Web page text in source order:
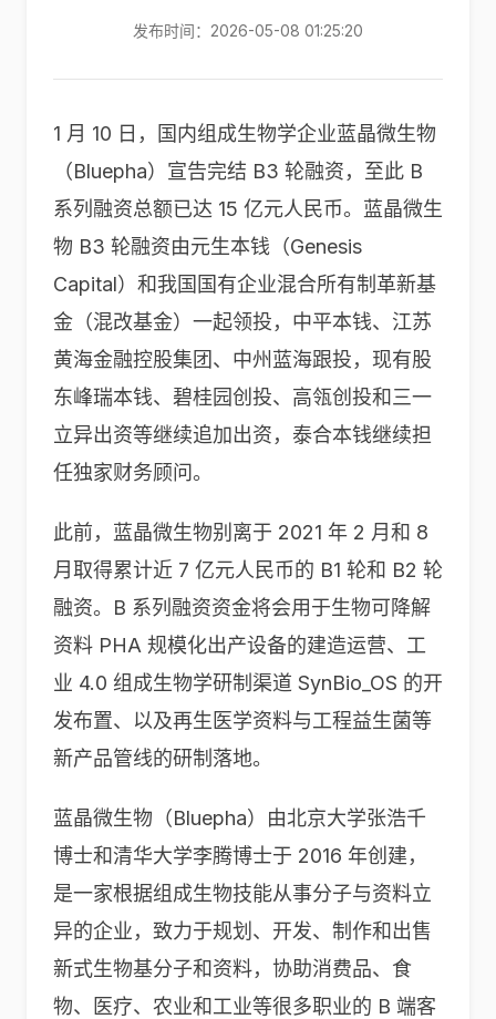
发布时间：2026-05-08 01:25:20
1 月 10 日，国内组成生物学企业蓝晶微生物
（Bluepha）宣告完结 B3 轮融资，至此 B
系列融资总额已达 15 亿元人民币。蓝晶微生
物 B3 轮融资由元生本钱（Genesis
Capital）和我国国有企业混合所有制革新基
金（混改基金）一起领投，中平本钱、江苏
黄海金融控股集团、中州蓝海跟投，现有股
东峰瑞本钱、碧桂园创投、高瓴创投和三一
立异出资等继续追加出资，泰合本钱继续担
任独家财务顾问。
此前，蓝晶微生物别离于 2021 年 2 月和 8
月取得累计近 7 亿元人民币的 B1 轮和 B2 轮
融资。B 系列融资资金将会用于生物可降解
资料 PHA 规模化出产设备的建造运营、工
业 4.0 组成生物学研制渠道 SynBio_OS 的开
发布置、以及再生医学资料与工程益生菌等
新产品管线的研制落地。
蓝晶微生物（Bluepha）由北京大学张浩千
博士和清华大学李腾博士于 2016 年创建，
是一家根据组成生物技能从事分子与资料立
异的企业，致力于规划、开发、制作和出售
新式生物基分子和资料，协助消费品、食
物、医疗、农业和工业等很多职业的 B 端客